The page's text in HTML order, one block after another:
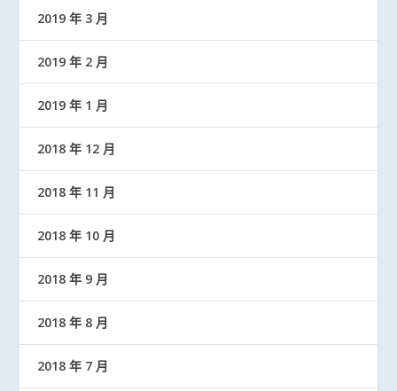
2019 年 3 月
2019 年 2 月
2019 年 1 月
2018 年 12 月
2018 年 11 月
2018 年 10 月
2018 年 9 月
2018 年 8 月
2018 年 7 月